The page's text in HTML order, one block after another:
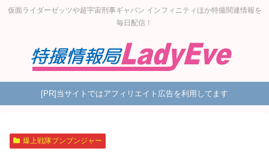
仮面ライダーゼッツや超宇宙刑事ギャバン インフィニティほか特撮関連情報を
毎日配信！
[PR]当サイトではアフィリエイト広告を利用してます
爆上戦隊ブンブンジャー